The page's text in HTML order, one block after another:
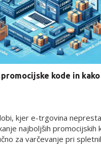
kode in
kjer e-trgovina
najboljših promocijskih
za varčevanje pri